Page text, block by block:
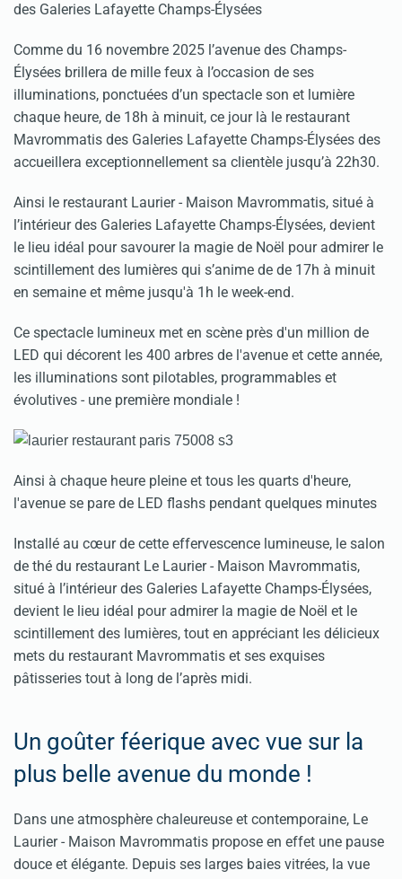
des Galeries Lafayette Champs-Élysées
Comme du 16 novembre 2025 l’avenue des Champs-
Élysées brillera de mille feux à l’occasion de ses
illuminations, ponctuées d’un spectacle son et lumière
chaque heure, de 18h à minuit, ce jour là le restaurant
Mavrommatis des Galeries Lafayette Champs-Élysées des
accueillera exceptionnellement sa clientèle jusqu’à 22h30.
Ainsi le restaurant Laurier - Maison Mavrommatis, situé à
l’intérieur des Galeries Lafayette Champs-Élysées, devient
le lieu idéal pour savourer la magie de Noël pour admirer le
scintillement des lumières qui s’anime de de 17h à minuit
en semaine et même jusqu'à 1h le week-end.
Ce spectacle lumineux met en scène près d'un million de
LED qui décorent les 400 arbres de l'avenue et cette année,
les illuminations sont pilotables, programmables et
évolutives - une première mondiale !
Ainsi à chaque heure pleine et tous les quarts d'heure,
l'avenue se pare de LED flashs pendant quelques minutes
Installé au cœur de cette effervescence lumineuse, le salon
de thé du restaurant Le Laurier - Maison Mavrommatis,
situé à l’intérieur des Galeries Lafayette Champs-Élysées,
devient le lieu idéal pour admirer la magie de Noël et le
scintillement des lumières, tout en appréciant les délicieux
mets du restaurant Mavrommatis et ses exquises
pâtisseries tout à long de l’après midi.
Un goûter féerique avec vue sur la
plus belle avenue du monde !
Dans une atmosphère chaleureuse et contemporaine, Le
Laurier - Maison Mavrommatis propose en effet une pause
douce et élégante. Depuis ses larges baies vitrées, la vue